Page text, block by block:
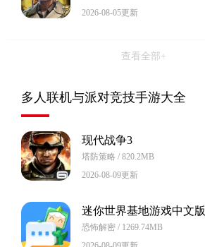
2026-08-05更新
查看全部+
多人联机与派对竞技手游大全
现代战争3
塔防策略 / 820.2MB
2026-08-09更新
迷你世界基地游戏中文版
恐怖解密 / 1269.74MB